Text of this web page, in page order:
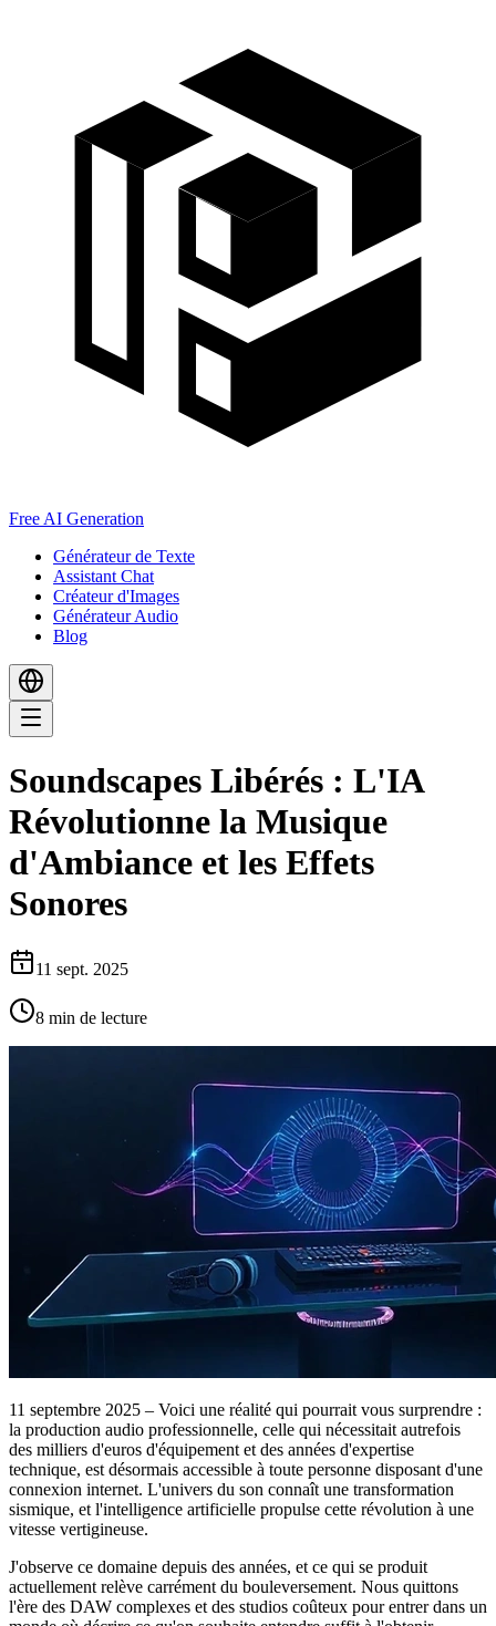
Free AI Generation
Générateur de Texte
Assistant Chat
Créateur d'Images
Générateur Audio
Blog
Soundscapes Libérés : L'IA
Révolutionne la Musique
d'Ambiance et les Effets
Sonores
11 sept. 2025
8 min de lecture
11 septembre 2025 – Voici une réalité qui pourrait vous surprendre :
la production audio professionnelle, celle qui nécessitait autrefois
des milliers d'euros d'équipement et des années d'expertise
technique, est désormais accessible à toute personne disposant d'une
connexion internet. L'univers du son connaît une transformation
sismique, et l'intelligence artificielle propulse cette révolution à une
vitesse vertigineuse.
J'observe ce domaine depuis des années, et ce qui se produit
actuellement relève carrément du bouleversement. Nous quittons
l'ère des DAW complexes et des studios coûteux pour entrer dans un